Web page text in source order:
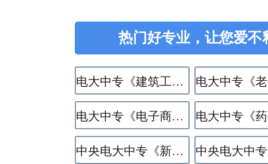
热门好专业，让您爱
电大中专《建筑工程施工》专业
电大中专《电子商务》专业
中央电大中专《新能源汽车运用与维修》专业